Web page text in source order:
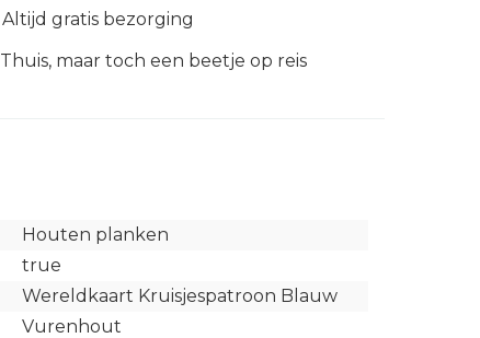
Altijd gratis bezorging
Thuis, maar toch een beetje op reis
Houten planken
true
Wereldkaart Kruisjespatroon Blauw
Vurenhout